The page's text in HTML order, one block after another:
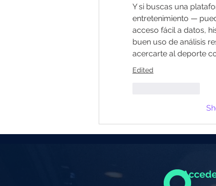
Y si buscas una
entretenimiento —
acceso fácil a datos,
buen uso de análisis
acercarte al deporte
Edited